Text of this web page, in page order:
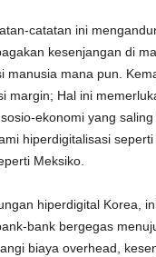
catatan ini
kesenjangan di
manusia mana pun.
margin; Hal ini
ekonomi yang
hiperdigitalisasi
Meksiko.
hiperdigital Korea,
bank bergegas
biaya overhead,